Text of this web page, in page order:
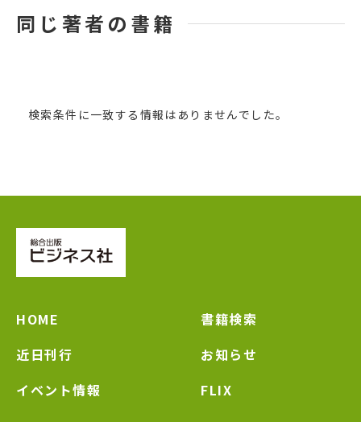
同じ著者の書籍
検索条件に一致する情報はありませんでした。
HOME
書籍検索
近日刊行
お知らせ
イベント情報
FLIX